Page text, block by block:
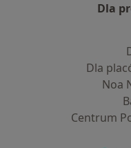
Dla
Dla
Noa
Centrum